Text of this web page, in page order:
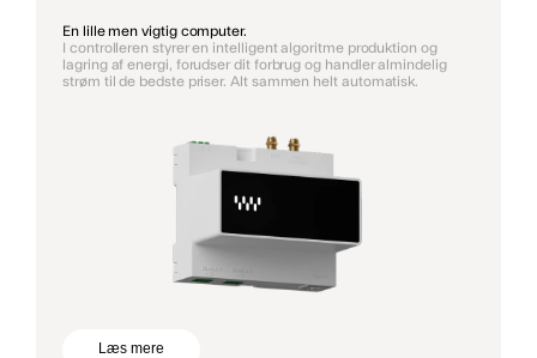
En lille men vigtig computer.
I controlleren styrer en intelligent algoritme produktion og
lagring af energi, forudser dit forbrug og handler almindelig
strøm til de bedste priser. Alt sammen helt automatisk.
Læs mere